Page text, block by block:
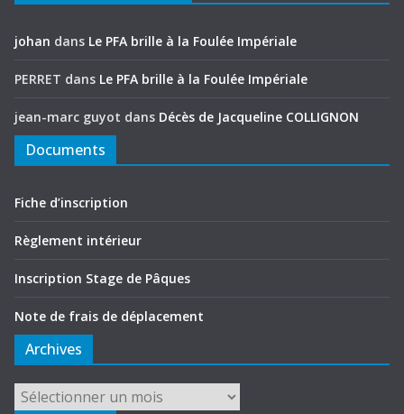
johan dans Le PFA brille à la Foulée Impériale
PERRET dans Le PFA brille à la Foulée Impériale
jean-marc guyot dans Décès de Jacqueline COLLIGNON
Documents
Fiche d’inscription
Règlement intérieur
Inscription Stage de Pâques
Note de frais de déplacement
Archives